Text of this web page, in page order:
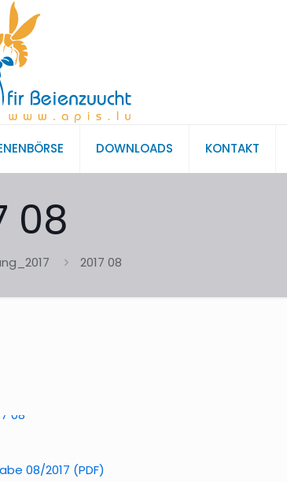
DOWNLOADS KONTAKT
08
2017 08
08/2017 (PDF)